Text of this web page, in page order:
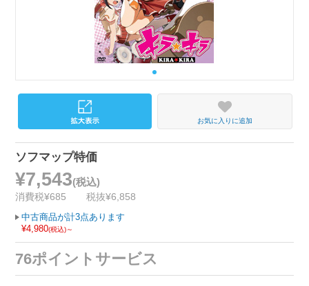
お気に入りに追加
ソフマップ特価
¥7,543(税込)
消費税¥685 税抜¥6,858
中古商品が計3点あります
¥4,980(税込)～
76ポイントサービス